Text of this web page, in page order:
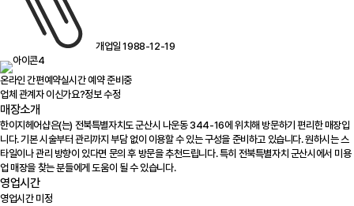
개업일 1988-12-19
온라인 간편예약실시간 예약 준비중
업체 관계자 이신가요?정보 수정
매장소개
한이지헤어샵은(는) 전북특별자치도 군산시 나운동 344-16에 위치해 방문하기 편리한 매장입
니다. 기본 시술부터 관리까지 부담 없이 이용할 수 있는 구성을 준비하고 있습니다. 원하시는 스
타일이나 관리 방향이 있다면 문의 후 방문을 추천드립니다. 특히 전북특별자치 군산시에서 미용
업 매장을 찾는 분들에게 도움이 될 수 있습니다.
영업시간
영업시간 미정